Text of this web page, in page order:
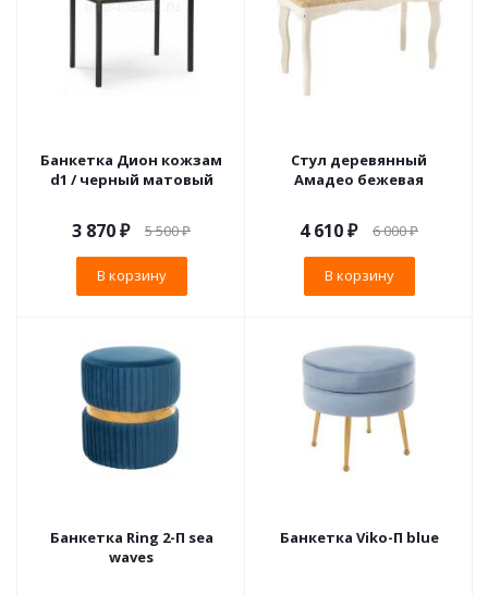
Банкетка Дион кожзам
d1 / черный матовый
3 870₽ 5 500₽
В корзину
Стул деревянный
Амадео бежевая
4 610₽ 6 000₽
В корзину
Банкетка Ring 2-П sea
waves
Банкетка Viko-П blue